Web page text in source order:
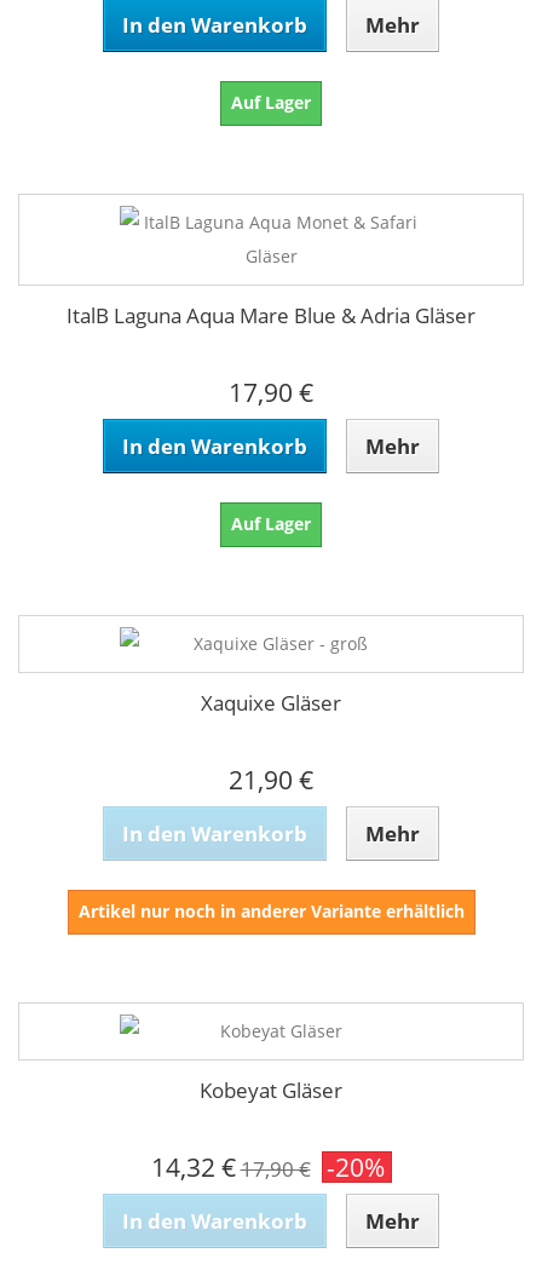
In den Warenkorb Mehr
Auf Lager
ItalB Laguna Aqua Mare Blue & Adria Gläser
17,90 €
In den Warenkorb Mehr
Auf Lager
Xaquixe Gläser
21,90 €
In den Warenkorb Mehr
Artikel nur noch in anderer Variante erhältlich
Kobeyat Gläser
14,32 €17,90 € -20%
In den Warenkorb Mehr